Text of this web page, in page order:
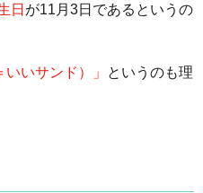
日 が11月3日であるというの
いいサンド）」
というのも理